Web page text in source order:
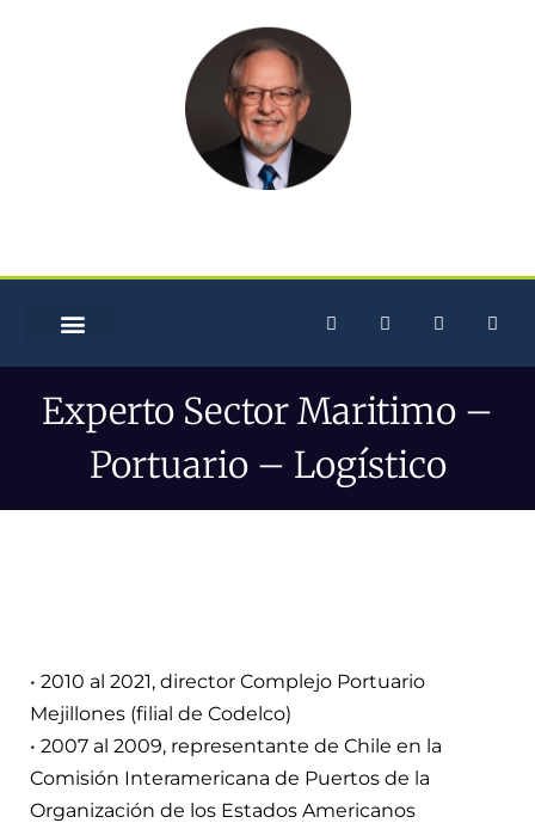
Experto Sector Maritimo –
Portuario – Logístico
• 2010 al 2021, director Complejo Portuario
Mejillones (filial de Codelco)
• 2007 al 2009, representante de Chile en la
Comisión Interamericana de Puertos de la
Organización de los Estados Americanos